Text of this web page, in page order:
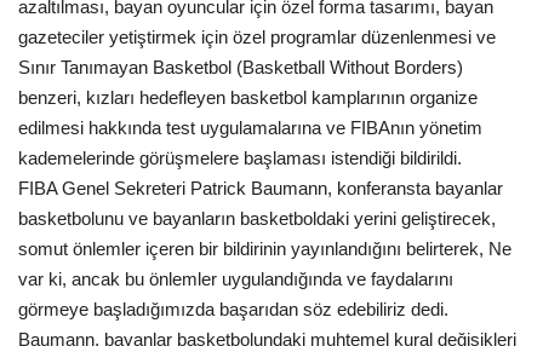
Ekonomi
Galeriler
Siyaset
Künye
Yaşam
azaltılması, bayan oyuncular için özel forma tasarımı, bayan
gazeteciler yetiştirmek için özel programlar düzenlenmesi ve
Sınır Tanımayan Basketbol (Basketball Without Borders)
benzeri, kızları hedefleyen basketbol kamplarının organize
edilmesi hakkında test uygulamalarına ve FIBAnın yönetim
kademelerinde görüşmelere başlaması istendiği bildirildi.
FIBA Genel Sekreteri Patrick Baumann, konferansta bayanlar
basketbolunu ve bayanların basketboldaki yerini geliştirecek,
somut önlemler içeren bir bildirinin yayınlandığını belirterek, Ne
var ki, ancak bu önlemler uygulandığında ve faydalarını
görmeye başladığımızda başarıdan söz edebiliriz dedi.
Baumann, bayanlar basketbolundaki muhtemel kural değişikleri